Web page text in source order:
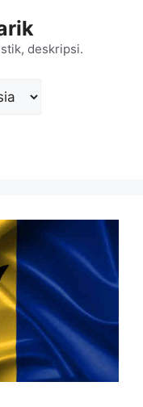
deskripsi.